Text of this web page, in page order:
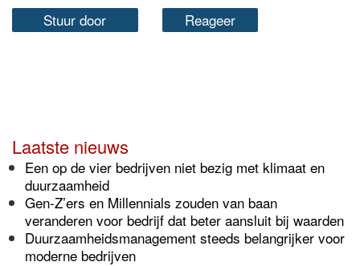
Stuur door Reageer
Laatste nieuws
Een op de vier bedrijven niet bezig met klimaat en
duurzaamheid
Gen-Z’ers en Millennials zouden van baan
veranderen voor bedrijf dat beter aansluit bij waarden
Duurzaamheidsmanagement steeds belangrijker voor
moderne bedrijven